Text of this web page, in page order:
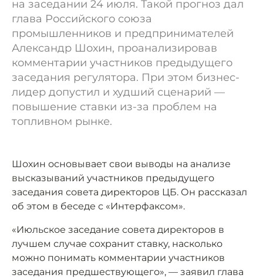
на заседании 24 июля. Такой прогноз дал
глава Российского союза
промышленников и предпринимателей
Александр Шохин, проанализировав
комментарии участников предыдущего
заседания регулятора. При этом бизнес-
лидер допустил и худший сценарий —
повышение ставки из-за проблем на
топливном рынке.
Шохин основывает свои выводы на анализе
высказываний участников предыдущего
заседания совета директоров ЦБ. Он рассказал
об этом в беседе с «Интерфаксом».
«Июльское заседание совета директоров в
лучшем случае сохранит ставку, насколько
можно понимать комментарии участников
заседания предшествующего», — заявил глава